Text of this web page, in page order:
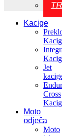
Kacige
Jet
Cross
Moto
odječa
Moto